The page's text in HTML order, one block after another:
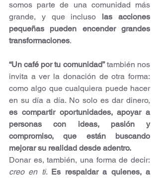
somos parte de una comunidad más
grande, y que incluso las acciones
pequeñas pueden encender grandes
transformaciones.
“Un café por tu comunidad” también nos
invita a ver la donación de otra forma:
como algo que cualquiera puede hacer
es compartir oportunidades, apoyar a
personas con ideas, pasión y
compromiso, que están buscando
mejorar su realidad desde adentro.
creo en ti. Es respaldar a quienes, a